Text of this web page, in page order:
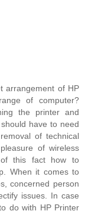
arrangement of HP
of computer?
the printer and
have to need
of technical
of wireless
of this fact how to
When it comes to
concerned person
issues. In case
do with HP Printer